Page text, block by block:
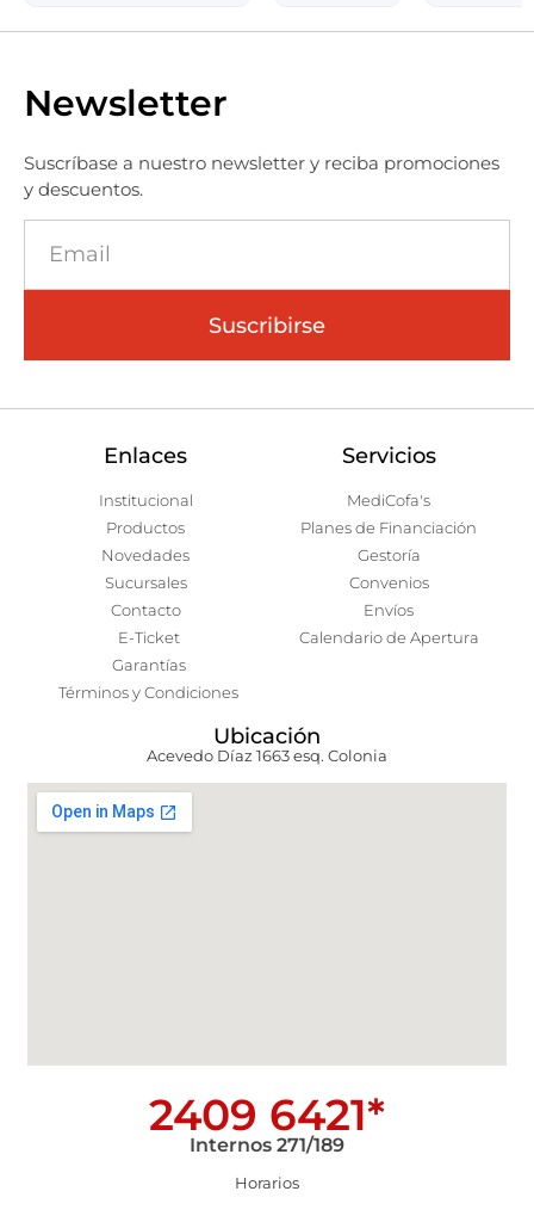
Newsletter
Suscríbase a nuestro newsletter y reciba promociones
y descuentos.
Suscribirse
Enlaces
Institucional
Productos
Novedades
Sucursales
Contacto
E-Ticket
Garantías
Términos y Condiciones
Servicios
MediCofa's
Planes de Financiación
Gestoría
Convenios
Envíos
Calendario de Apertura
Ubicación
Acevedo Díaz 1663 esq. Colonia
2409 6421*
Internos 271/189
Horarios